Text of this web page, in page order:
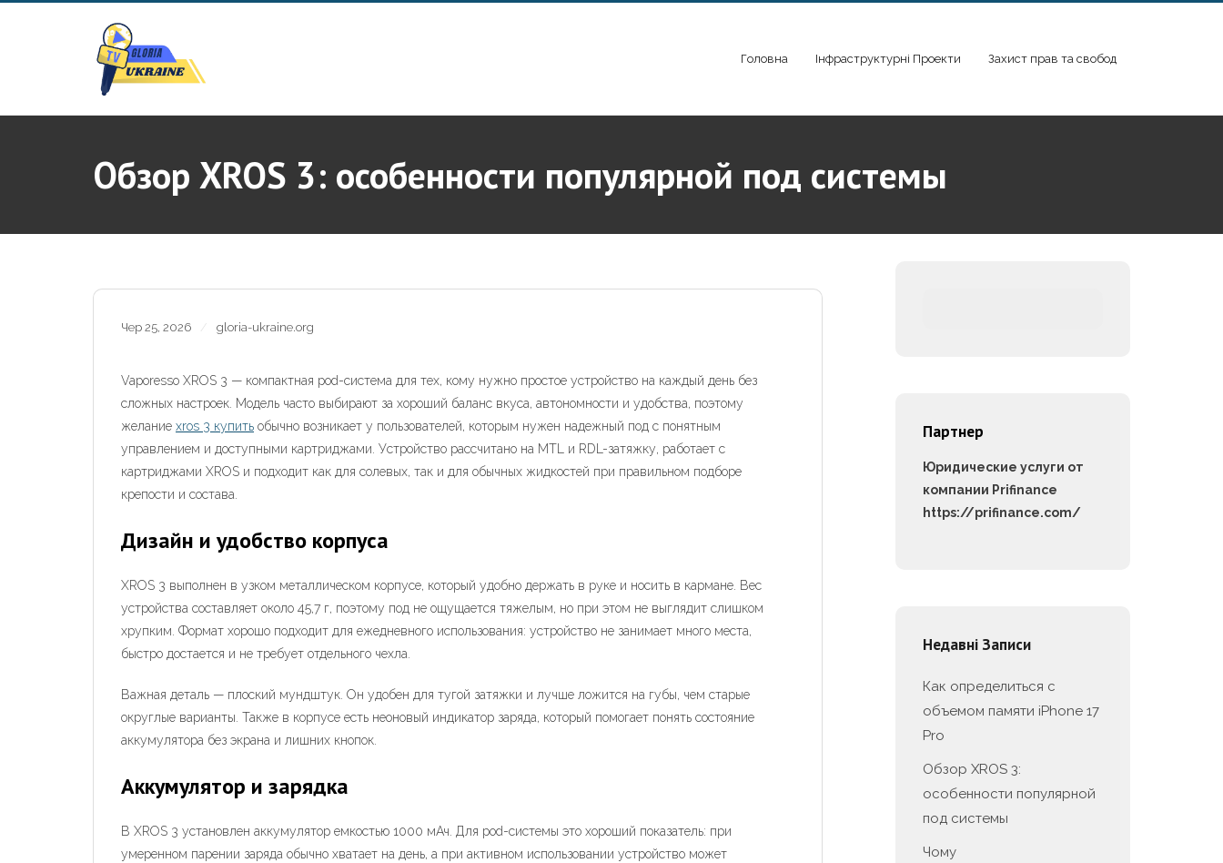
Головна Інфраструктурні Проекти Захист прав та свобод
Обзор XROS 3: особенности популярной под системы
Чер 25, 2026 gloria-ukraine.org
Vaporesso XROS 3 — компактная pod-система для тех, кому нужно простое устройство на каждый день без
сложных настроек. Модель часто выбирают за хороший баланс вкуса, автономности и удобства, поэтому
желание xros 3 купить обычно возникает у пользователей, которым нужен надежный под с понятным
управлением и доступными картриджами. Устройство рассчитано на MTL и RDL-затяжку, работает с
картриджами XROS и подходит как для солевых, так и для обычных жидкостей при правильном подборе
крепости и состава.
Дизайн и удобство корпуса
XROS 3 выполнен в узком металлическом корпусе, который удобно держать в руке и носить в кармане. Вес
устройства составляет около 45,7 г, поэтому под не ощущается тяжелым, но при этом не выглядит слишком
хрупким. Формат хорошо подходит для ежедневного использования: устройство не занимает много места,
быстро достается и не требует отдельного чехла.
Важная деталь — плоский мундштук. Он удобен для тугой затяжки и лучше ложится на губы, чем старые
округлые варианты. Также в корпусе есть неоновый индикатор заряда, который помогает понять состояние
аккумулятора без экрана и лишних кнопок.
Аккумулятор и зарядка
В XROS 3 установлен аккумулятор емкостью 1000 мАч. Для pod-системы это хороший показатель: при
умеренном парении заряда обычно хватает на день, а при активном использовании устройство может
Партнер
Юридические услуги от
компании Prifinance
https://prifinance.com/
Недавні Записи
Как определиться с
объемом памяти iPhone 17
Pro
Обзор XROS 3:
особенности популярной
под системы
Чому